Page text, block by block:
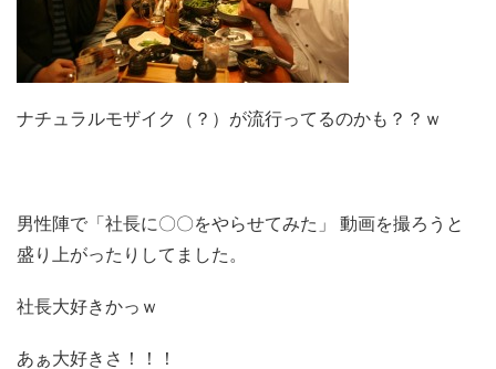
ナチュラルモザイク（？）が流行ってるのかも？？ｗ
男性陣で「社長に〇〇をやらせてみた」 動画を撮ろうと
盛り上がったりしてました。
社長大好きかっｗ
あぁ大好きさ！！！